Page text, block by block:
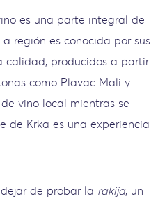
es una parte integral de
región es conocida por sus
calidad, producidos a partir
como Plavac Mali y
vino local mientras se
de Krka es una experiencia
de probar la rakija, un